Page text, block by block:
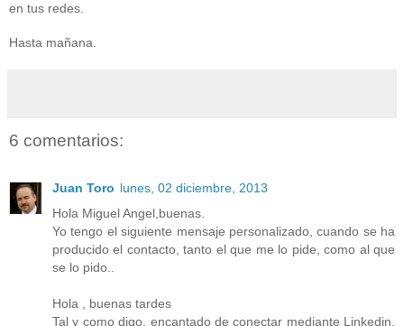
en tus redes.
Hasta mañana.
6 comentarios:
Juan Toro lunes, 02 diciembre, 2013
Hola Miguel Angel,buenas.
Yo tengo el siguiente mensaje personalizado, cuando se ha
producido el contacto, tanto el que me lo pide, como al que
se lo pido..
Hola , buenas tardes
Tal y como digo, encantado de conectar mediante Linkedin,